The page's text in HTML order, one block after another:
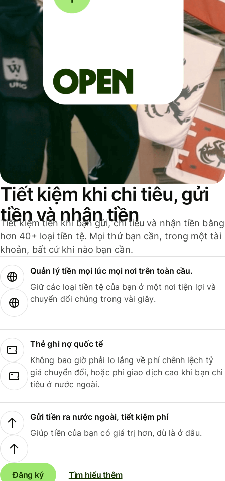
Tiết kiệm khi chi tiêu, gửi
tiền và nhận tiền
Tiết kiệm tiền khi bạn gửi, chi tiêu và nhận tiền bằng
hơn 40+ loại tiền tệ. Mọi thứ bạn cần, trong một tài
khoản, bất cứ khi nào bạn cần.
Quản lý tiền mọi lúc mọi nơi trên toàn cầu.
Giữ các loại tiền tệ của bạn ở một nơi tiện lợi và
chuyển đổi chúng trong vài giây.
Thẻ ghi nợ quốc tế
Không bao giờ phải lo lắng về phí chênh lệch tỷ
giá chuyển đổi, hoặc phí giao dịch cao khi bạn chi
tiêu ở nước ngoài.
Gửi tiền ra nước ngoài, tiết kiệm phí
Giúp tiền của bạn có giá trị hơn, dù là ở đâu.
Đăng ký Tìm hiểu thêm